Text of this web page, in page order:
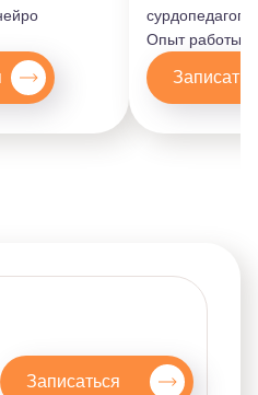
сурдопедагог
Опыт работы:
Записаться